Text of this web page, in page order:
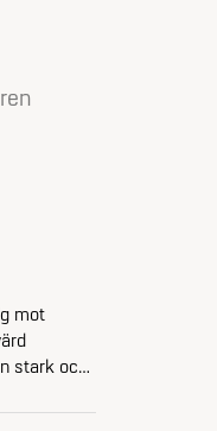
mot
stark och
lyckats